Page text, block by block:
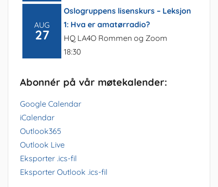
AUG
27
Oslogruppens lisenskurs – Leksjon
1: Hva er amatørradio?
HQ LA4O Rommen og Zoom
18:30
Abonnér på vår møtekalender:
Google Calendar
iCalendar
Outlook365
Outlook Live
Eksporter .ics-fil
Eksporter Outlook .ics-fil